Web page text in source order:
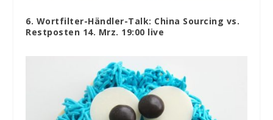
6. Wortfilter-Händler-Talk: China Sourcing vs.
Restposten 14. Mrz. 19:00 live